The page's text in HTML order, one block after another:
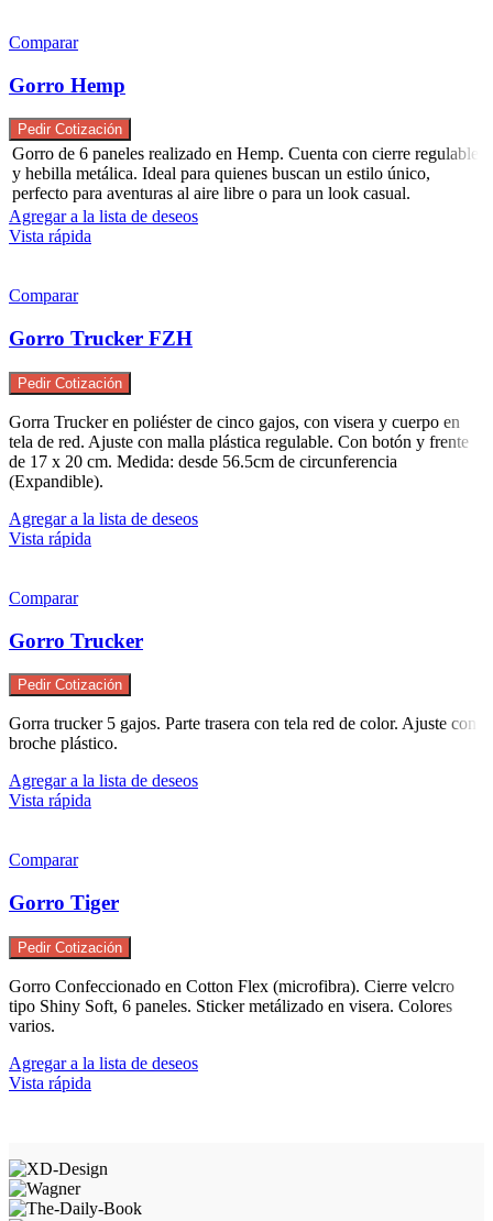
Comparar
Gorro Hemp
Pedir Cotización
Gorro de 6 paneles realizado en Hemp. Cuenta con cierre regulable
y hebilla metálica. Ideal para quienes buscan un estilo único,
perfecto para aventuras al aire libre o para un look casual.
Agregar a la lista de deseos
Vista rápida
Comparar
Gorro Trucker FZH
Pedir Cotización
Gorra Trucker en poliéster de cinco gajos, con visera y cuerpo en
tela de red. Ajuste con malla plástica regulable. Con botón y frente
de 17 x 20 cm. Medida: desde 56.5cm de circunferencia
(Expandible).
Agregar a la lista de deseos
Vista rápida
Comparar
Gorro Trucker
Pedir Cotización
Gorra trucker 5 gajos. Parte trasera con tela red de color. Ajuste con
broche plástico.
Agregar a la lista de deseos
Vista rápida
Comparar
Gorro Tiger
Pedir Cotización
Gorro Confeccionado en Cotton Flex (microfibra). Cierre velcro
tipo Shiny Soft, 6 paneles. Sticker metálizado en visera. Colores
varios.
Agregar a la lista de deseos
Vista rápida